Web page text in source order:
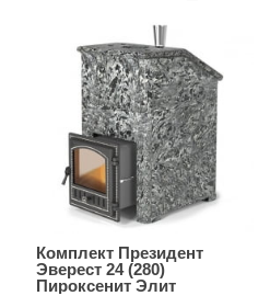
Комплект Президент
Эверест 24 (280)
Пироксенит Элит